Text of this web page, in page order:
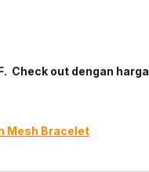
Check out dengan harga
Mesh Bracelet